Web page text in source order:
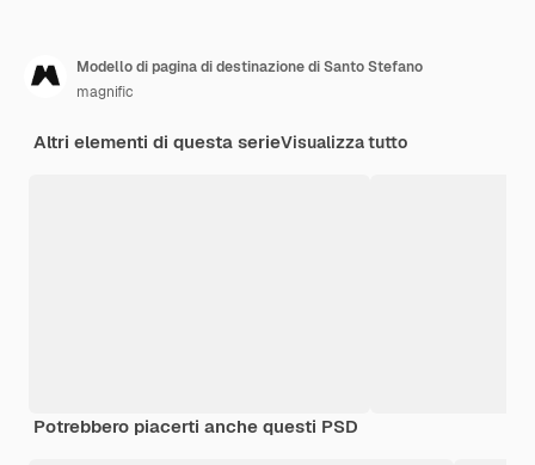
Modello di pagina di destinazione di Santo Stefano
magnific
Altri elementi di questa serieVisualizza tutto
Potrebbero piacerti anche questi PSD